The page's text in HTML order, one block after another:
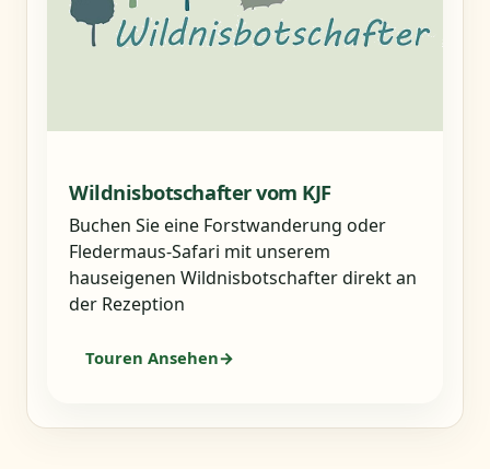
Wildnisbotschafter vom KJF
Buchen Sie eine Forstwanderung oder
Fledermaus-Safari mit unserem
hauseigenen Wildnisbotschafter direkt an
der Rezeption
Touren Ansehen→